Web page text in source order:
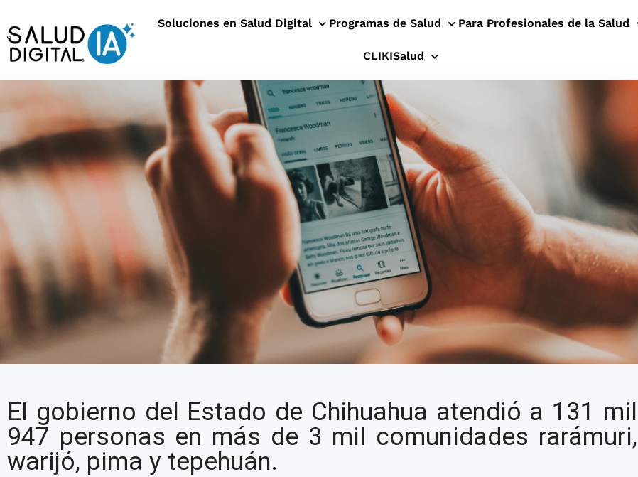
Soluciones en Salud Digital Programas de Salud Para Profesionales de la Salud
CLIKISalud
Gobierno de Chihuahua atendió a más de 131
mil personas en comunidades remotas a través
de telemedicina y unidades móviles
El gobierno del Estado de Chihuahua atendió a 131 mil
947 personas en más de 3 mil comunidades rarámuri,
warijó, pima y tepehuán.